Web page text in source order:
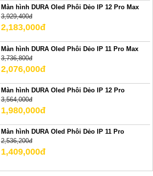
Màn hình DURA Oled Phôi Dẻo IP 12 Pro Max
3,929,400đ
2,183,000đ
Màn hình DURA Oled Phôi Dẻo IP 11 Pro Max
3,736,800đ
2,076,000đ
Màn hình DURA Oled Phôi Dẻo IP 12 Pro
3,564,000đ
1,980,000đ
Màn hình DURA Oled Phôi Dẻo IP 11 Pro
2,536,200đ
1,409,000đ